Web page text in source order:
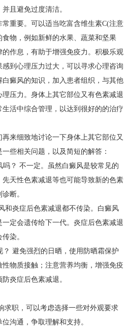
且避免过度清洁。
重要。可以适当吃富含维生素C(注意
物，例如新鲜的水果、蔬菜和坚果
作息，有助于增强免疫力。积极乐观
到心理压力过大，可以寻求心理咨询
癜风的知识，加入患者组织，与其他
压力。身体上其它部位又有色素减退
活中综合管理，以达到很好的的治疗
来细致地讨论一下身体上其它部位又
些相关问题，以及简短的解答：
？ 不一定。虽然白癜风是较常见的
天性色素减退等也可能导致新的色素
断。
和炎症后色素减退都不传染。白癜风
定会遗传给下一代。炎症后色素减退
染。
避免强烈的日晒，使用防晒霜保护
物质接触；注意营养均衡，增强免疫
炎症后色素减退。
求职，可以考虑选择一些对外观要求
沟通，争取理解和支持。